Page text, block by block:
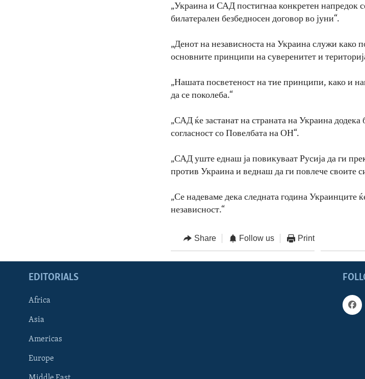
„Украина и САД постигнаа конкретен напредок
билатерален безбедносен договор во јуни“.
„Денот на независноста на Украина служи како
основните принципи на суверенитет и
„Нашата посветеност на тие принципи, како и
да се поколеба.“
„САД ќе застанат на страната на Украина
согласност со Повелбата на ОН“.
„САД уште еднаш ја повикуваат Русија да ги
против Украина и веднаш да ги повлече своите
„Се надеваме дека следната година Украинците
независност.“
Share Follow us Print
EDITORIALS
Africa
Asia
Americas
Europe